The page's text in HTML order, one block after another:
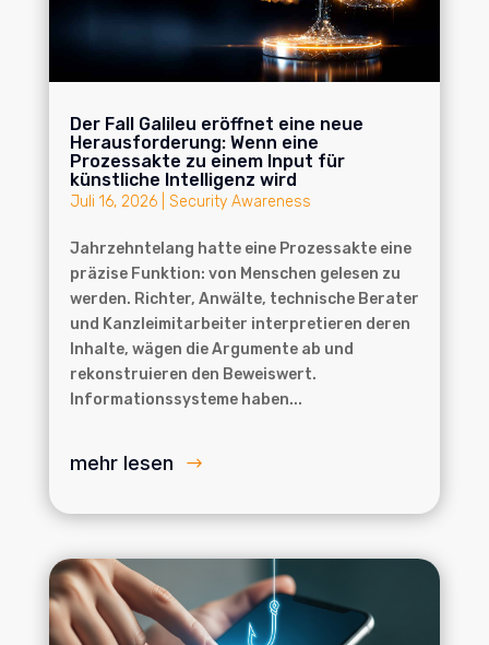
Der Fall Galileu eröffnet eine neue
Herausforderung: Wenn eine
Prozessakte zu einem Input für
künstliche Intelligenz wird
Juli 16, 2026| Security Awareness
Jahrzehntelang hatte eine Prozessakte eine
präzise Funktion: von Menschen gelesen zu
werden. Richter, Anwälte, technische Berater
und Kanzleimitarbeiter interpretieren deren
Inhalte, wägen die Argumente ab und
rekonstruieren den Beweiswert.
Informationssysteme haben...
mehr lesen